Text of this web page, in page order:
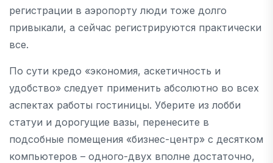
регистрации в аэропорту люди тоже долго
привыкали, а сейчас регистрируются практически
все.
По сути кредо «экономия, аскетичность и
удобство» следует применить абсолютно во всех
аспектах работы гостиницы. Уберите из лобби
статуи и дорогущие вазы, перенесите в
подсобные помещения «бизнес-центр» с десятком
компьютеров – одного-двух вполне достаточно,